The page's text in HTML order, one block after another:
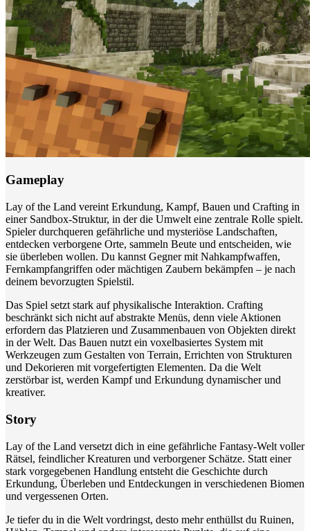
Gameplay
Lay of the Land vereint Erkundung, Kampf, Bauen und Crafting in
einer Sandbox-Struktur, in der die Umwelt eine zentrale Rolle spielt.
Spieler durchqueren gefährliche und mysteriöse Landschaften,
entdecken verborgene Orte, sammeln Beute und entscheiden, wie
sie überleben wollen. Du kannst Gegner mit Nahkampfwaffen,
Fernkampfangriffen oder mächtigen Zaubern bekämpfen – je nach
deinem bevorzugten Spielstil.
Das Spiel setzt stark auf physikalische Interaktion. Crafting
beschränkt sich nicht auf abstrakte Menüs, denn viele Aktionen
erfordern das Platzieren und Zusammenbauen von Objekten direkt
in der Welt. Das Bauen nutzt ein voxelbasiertes System mit
Werkzeugen zum Gestalten von Terrain, Errichten von Strukturen
und Dekorieren mit vorgefertigten Elementen. Da die Welt
zerstörbar ist, werden Kampf und Erkundung dynamischer und
kreativer.
Story
Lay of the Land versetzt dich in eine gefährliche Fantasy-Welt voller
Rätsel, feindlicher Kreaturen und verborgener Schätze. Statt einer
stark vorgegebenen Handlung entsteht die Geschichte durch
Erkundung, Überleben und Entdeckungen in verschiedenen Biomen
und vergessenen Orten.
Je tiefer du in die Welt vordringst, desto mehr enthüllst du Ruinen,